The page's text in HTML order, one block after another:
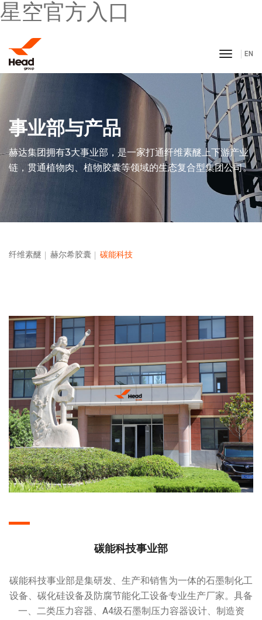
星空官方入口
toggle
EN
事业部与产品
赫达集团拥有3大事业部，是一家打通纤维素醚上下游产业
链，贯通植物肉、植物胶囊等领域的生态复合型集团公司。
纤维素醚 赫尔希胶囊 碳能科技
碳能科技事业部
碳能科技事业部是集研发、生产和销售为一体的石墨制化工
设备、碳化硅设备及防腐节能化工设备专业生产厂家。具备
一、二类压力容器、A4级石墨制压力容器设计、制造资